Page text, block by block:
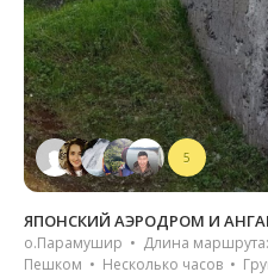
5
ЯПОНСКИЙ АЭРОДРОМ И
о.Парамушир • Длина
Пешком • Несколько часов •